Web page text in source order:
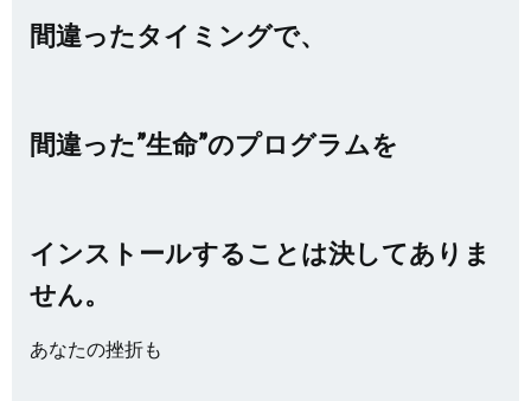
間違ったタイミングで、
間違った”生命”のプログラムを
インストールすることは決してありま
せん。
あなたの挫折も